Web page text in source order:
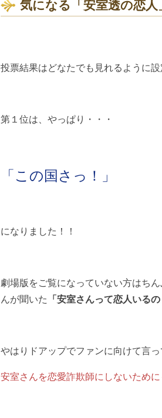
気になる「安室透の恋人
投票結果はどなたでも見れるように
第１位は、やっぱり・・・
「この国さっ！」
になりました！！
劇場版をご覧になっていない方はち
んが聞いた
「安室さんって恋人いるの
やはりドアップでファンに向けて言
安室さんを恋愛詐欺師にしないため